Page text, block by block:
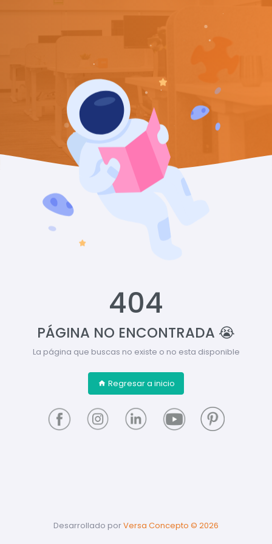
404
PÁGINA NO ENCONTRADA 😭
La página que buscas no existe o no esta disponible
Regresar a inicio
Desarrollado porVersa Concepto © 2026